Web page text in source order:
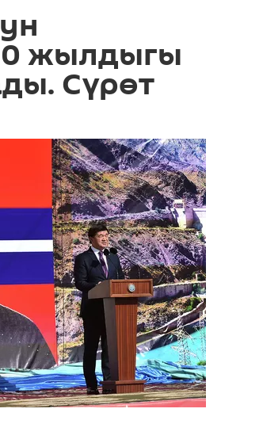
жылдыгы
Сүрөт